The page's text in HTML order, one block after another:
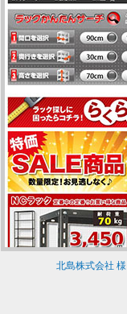
北島株式会社 様